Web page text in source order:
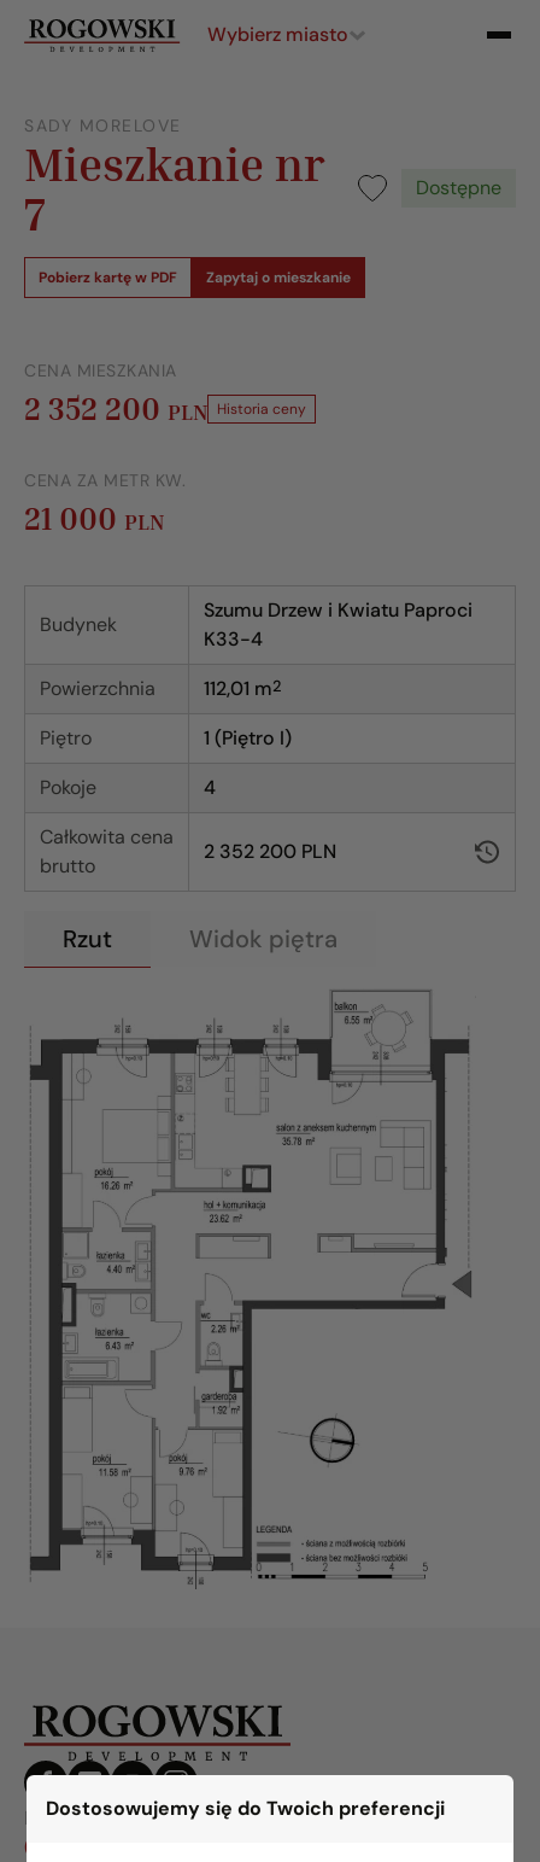
Dostosowujemy się do Twoich preferencji
Wybierz miasto
SADY MORELOVE
Mieszkanie nr
7
Dostępne
Pobierz kartę w PDF Zapytaj o mieszkanie
CENA MIESZKANIA
2 352 200 PLN Historia ceny
CENA ZA METR KW.
21 000 PLN
Budynek
Szumu Drzew i Kwiatu Paproci
K33-4
Powierzchnia
112,01 m2
Piętro
1 (Piętro I)
Pokoje
4
Całkowita cena
brutto
2 352 200 PLN
Rzut Widok piętra
BIURO BIAŁYSTOK
(85) 749 99 09